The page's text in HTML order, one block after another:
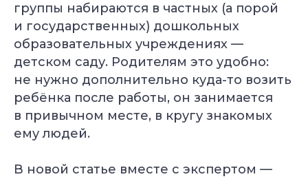
группы набираются в частных (а порой
и государственных) дошкольных
образовательных учреждениях —
детском саду. Родителям это удобно:
не нужно дополнительно куда-то возить
ребёнка после работы, он занимается
в привычном месте, в кругу знакомых
ему людей.
В новой статье вместе с экспертом —